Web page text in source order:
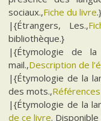
sociaux.,Fiche du livre.}
|{Étrangers, Les.,
bibliothèque.}
|{Étymologie de la
mail.,Description de
|{Étymologie de la
des mots.,
|{Étymologie de la
de ce livre.